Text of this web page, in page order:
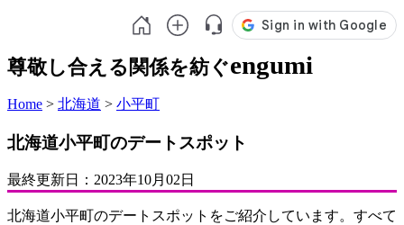
尊敬し合える関係を紡ぐengumi
Home > 北海道 > 小平町
北海道小平町のデートスポット
最終更新日： 2023年10月02日
北海道小平町のデートスポットをご紹介しています。すべて